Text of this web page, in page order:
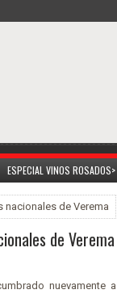
ESPECIAL VINOS ROSADOS>
nacionales de Verema
de Verema
nuevamente a